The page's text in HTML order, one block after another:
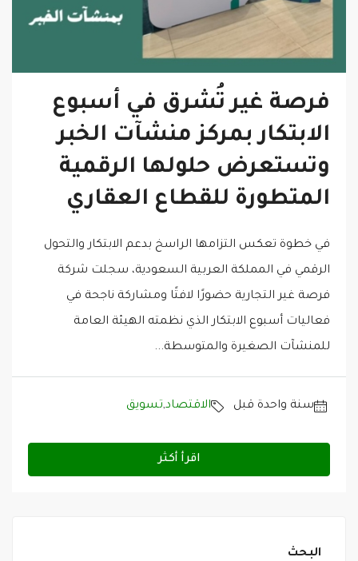
فرصة غير تُشرق في أسبوع
الابتكار بمركز منشآت الخبر
وتستعرض حلولها الرقمية
المتطورة للقطاع العقاري
في خطوة تعكس التزامها الراسخ بدعم الابتكار والتحول
الرقمي في المملكة العربية السعودية، سجلت شركة
فرصة غير التجارية حضورًا لافتًا ومشاركة ناجحة في
فعاليات أسبوع الابتكار الذي نظمته الهيئة العامة
للمنشآت الصغيرة والمتوسطة...
‏سنة واحدة قبل الاقتصاد,تسويق
اقرأ أكثر
البحث